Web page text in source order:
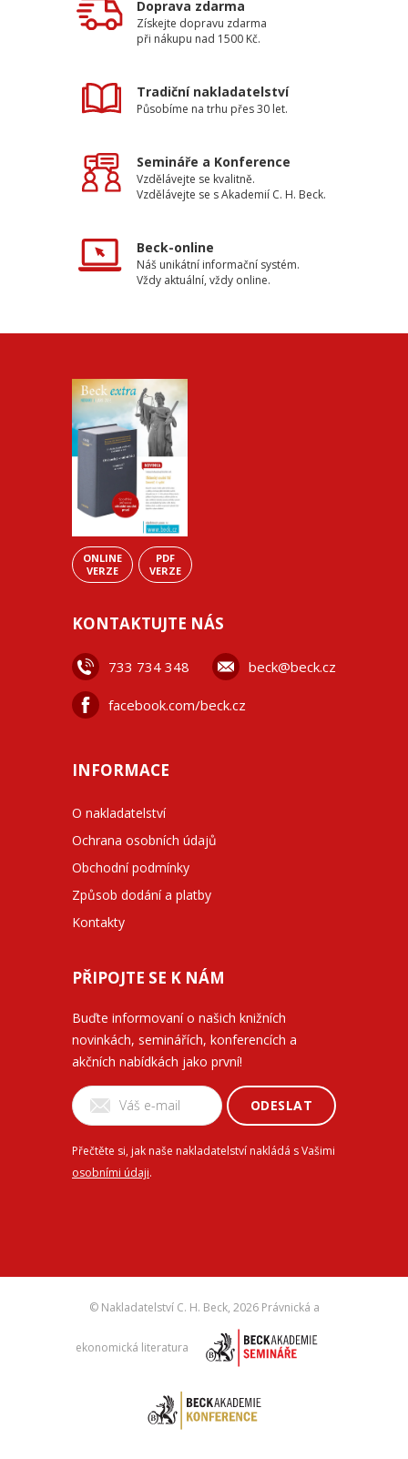
Doprava zdarma
Získejte dopravu zdarma
při nákupu nad 1500 Kč.
Tradiční nakladatelství
Působíme na trhu přes 30 let.
Semináře a Konference
Vzdělávejte se kvalitně.
Vzdělávejte se s Akademií C. H. Beck.
Beck-online
Náš unikátní informační systém.
Vždy aktuální, vždy online.
ONLINE
VERZE
PDF
VERZE
KONTAKTUJTE NÁS
733 734 348 beck@beck.cz
facebook.com/beck.cz
INFORMACE
O nakladatelství
Ochrana osobních údajů
Obchodní podmínky
Způsob dodání a platby
Kontakty
PŘIPOJTE SE K NÁM
Buďte informovaní o našich knižních
novinkách, seminářích, konferencích a
akčních nabídkách jako první!
ODESLAT
Přečtěte si, jak naše nakladatelství nakládá s Vašimi
osobními údaji.
© Nakladatelství C. H. Beck, 2026 Právnická a
ekonomická literatura